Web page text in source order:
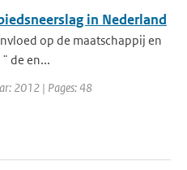
in Nederland
op de maatschappij en
de en...
2012 | Pages: 48